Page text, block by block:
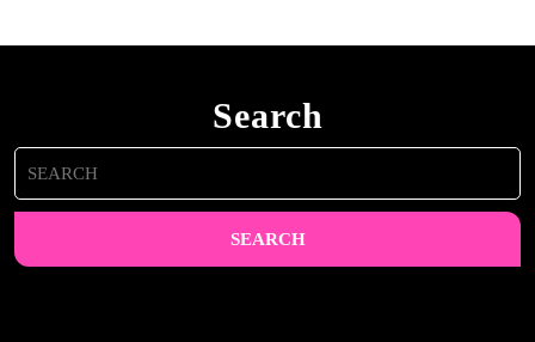
Search
Search
for: